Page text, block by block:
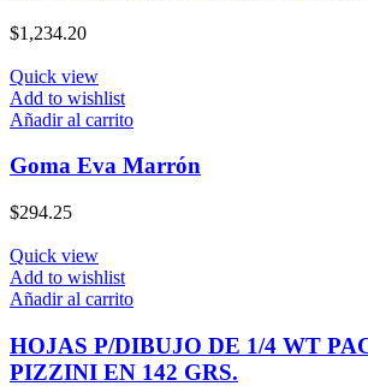
$1,234.20
Quick view
Add to wishlist
Añadir al carrito
Goma Eva Marrón
$294.25
Quick view
Add to wishlist
Añadir al carrito
HOJAS P/DIBUJO DE 1/4 WT
PIZZINI EN 142 GRS.